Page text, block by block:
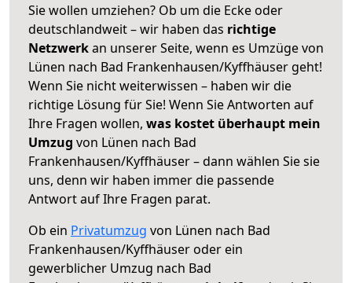
Sie wollen umziehen? Ob um die Ecke oder
deutschlandweit – wir haben das richtige
Netzwerkan unserer Seite, wenn es Umzüge von
Lünen nach Bad Frankenhausen/Kyffhäuser geht!
Wenn Sie nicht weiterwissen – haben wir die
richtige Lösung für Sie! Wenn Sie Antworten auf
Ihre Fragen wollen, was kostet überhaupt mein
Umzug von Lünen nach Bad
Frankenhausen/Kyffhäuser – dann wählen Sie sie
uns, denn wir haben immer die passende
Antwort auf Ihre Fragen parat.
Ob ein Privatumzug von Lünen nach Bad
Frankenhausen/Kyffhäuser oder ein
gewerblicher Umzug nach Bad